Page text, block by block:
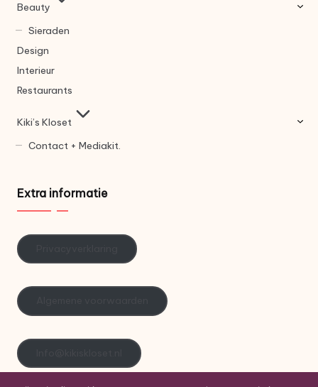
Beauty
Sieraden
Design
Interieur
Restaurants
Kiki’s Kloset
Contact + Mediakit.
Extra informatie